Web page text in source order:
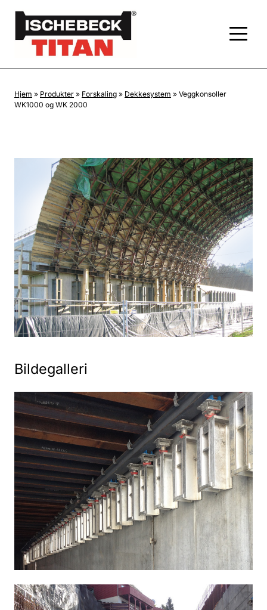
Hjem » Produkter » Forskaling » Dekkesystem » Veggkonsoller
WK1000 og WK 2000
Bildegalleri